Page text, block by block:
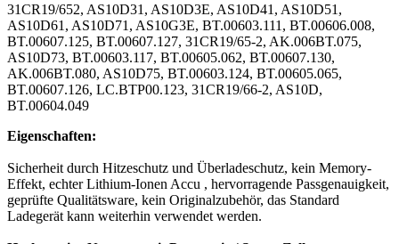
31CR19/652, AS10D31, AS10D3E, AS10D41, AS10D51,
AS10D61, AS10D71, AS10G3E, BT.00603.111, BT.00606.008,
BT.00607.125, BT.00607.127, 31CR19/65-2, AK.006BT.075,
AS10D73, BT.00603.117, BT.00605.062, BT.00607.130,
AK.006BT.080, AS10D75, BT.00603.124, BT.00605.065,
BT.00607.126, LC.BTP00.123, 31CR19/66-2, AS10D,
BT.00604.049
Eigenschaften:
Sicherheit durch Hitzeschutz und Überladeschutz, kein Memory-
Effekt, echter Lithium-Ionen Accu , hervorragende Passgenauigkeit,
geprüfte Qualitätsware, kein Originalzubehör, das Standard
Ladegerät kann weiterhin verwendet werden.